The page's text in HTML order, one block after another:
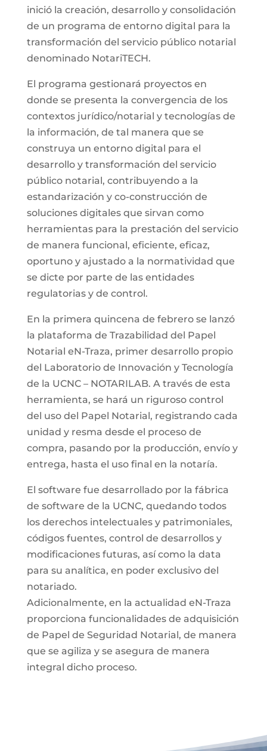
inició la creación, desarrollo y consolidación
de un programa de entorno digital para la
transformación del servicio público notarial
denominado NotariTECH.
El programa gestionará proyectos en
donde se presenta la convergencia de los
contextos jurídico/notarial y tecnologías de
la información, de tal manera que se
construya un entorno digital para el
desarrollo y transformación del servicio
público notarial, contribuyendo a la
estandarización y co-construcción de
soluciones digitales que sirvan como
herramientas para la prestación del servicio
de manera funcional, eficiente, eficaz,
oportuno y ajustado a la normatividad que
se dicte por parte de las entidades
regulatorias y de control.
En la primera quincena de febrero se lanzó
la plataforma de Trazabilidad del Papel
Notarial eN-Traza, primer desarrollo propio
del Laboratorio de Innovación y Tecnología
de la UCNC – NOTARILAB. A través de esta
herramienta, se hará un riguroso control
del uso del Papel Notarial, registrando cada
unidad y resma desde el proceso de
compra, pasando por la producción, envío y
entrega, hasta el uso final en la notaría.
El software fue desarrollado por la fábrica
de software de la UCNC, quedando todos
los derechos intelectuales y patrimoniales,
códigos fuentes, control de desarrollos y
modificaciones futuras, así como la data
para su analítica, en poder exclusivo del
notariado.
Adicionalmente, en la actualidad eN-Traza
proporciona funcionalidades de adquisición
de Papel de Seguridad Notarial, de manera
que se agiliza y se asegura de manera
integral dicho proceso.